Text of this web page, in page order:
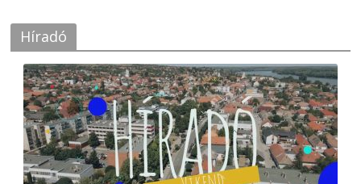
Híradó